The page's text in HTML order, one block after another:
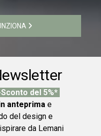
del 5%*
anteprimae
del design e
da Lemani